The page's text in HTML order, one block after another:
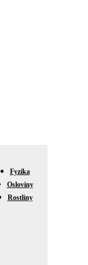
Fyzika
Osloviny
Rostliny